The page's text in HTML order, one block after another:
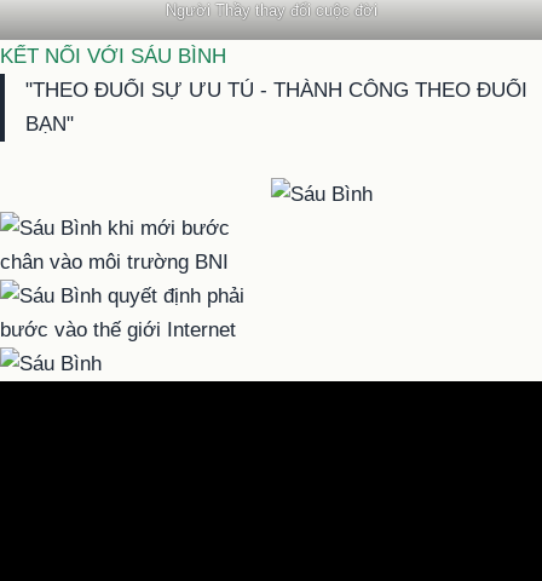
Người Thầy thay đổi cuộc đời
KẾT NỐI VỚI SÁU BÌNH
"THEO ĐUỔI SỰ ƯU TÚ - THÀNH CÔNG THEO ĐUỔI
BẠN"